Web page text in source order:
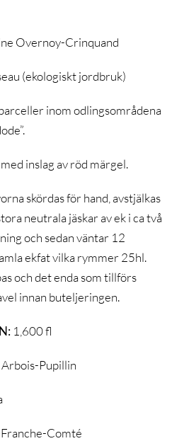
Overnoy-Crinquand
(ekologiskt jordbruk)
inom odlingsområdena
inslag av röd märgel.
skördas för hand, avstjälkas
neutrala jäskar av ek i ca två
och sedan väntar 12
ekfat vilka rymmer 25hl.
och det enda som tillförs
innan buteljeringen.
1,600 fl
Pupillin
Comté